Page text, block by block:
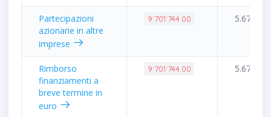
Partecipazioni
azionarie in altre
imprese
9˙701˙744.00 5.67%
Rimborso
finanziamenti a
breve termine in
euro
9˙701˙744.00 5.67%